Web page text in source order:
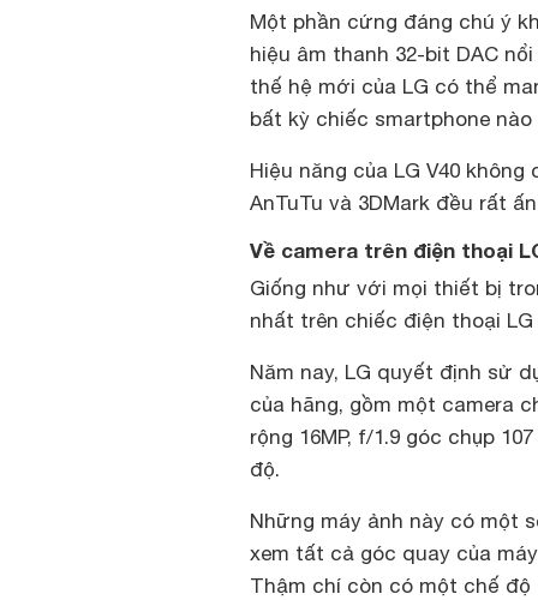
Một phần cứng đáng chú ý
hiệu âm thanh 32-bit DAC
thế hệ mới của LG có thể
bất kỳ chiếc smartphone
Hiệu năng của LG V40
AnTuTu và 3DMark đều rất
Về camera trên điện thoại
Giống như với mọi thiết bị
nhất trên chiếc điện thoại LG
Năm nay, LG quyết định sử
của hãng, gồm một camera
rộng 16MP, f/1.9 góc chụp
độ.
Những máy ảnh này có một
xem tất cả góc quay của
Thậm chí còn có một chế độ